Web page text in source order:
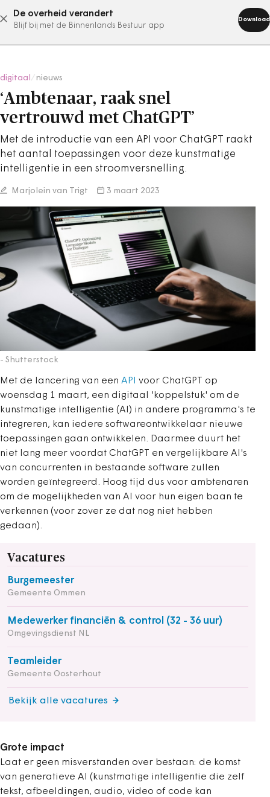
De overheid verandert
Blijf bij met de Binnenlands Bestuur app
Download
abonneer nu
digitaal nieuws
‘Ambtenaar, raak snel
vertrouwd met ChatGPT’
Met de introductie van een API voor ChatGPT raakt
het aantal toepassingen voor deze kunstmatige
intelligentie in een stroomversnelling.
Marjolein van Trigt 3 maart 2023
- Shutterstock
Met de lancering van een API
voor ChatGPT op
woensdag 1 maart, een digitaal 'koppelstuk' om de
kunstmatige intelligentie (AI) in andere programma's te
integreren, kan iedere softwareontwikkelaar nieuwe
toepassingen gaan ontwikkelen. Daarmee duurt het
niet lang meer voordat ChatGPT en vergelijkbare AI's
van concurrenten in bestaande software zullen
worden geïntegreerd. Hoog tijd dus voor ambtenaren
om de mogelijkheden van AI voor hun eigen baan te
verkennen (voor zover ze dat nog niet hebben
gedaan).
Vacatures
Burgemeester
Gemeente Ommen
Medewerker financiën & control (32 - 36 uur)
Omgevingsdienst NL
Teamleider
Gemeente Oosterhout
Bekijk alle vacatures
Grote impact
Laat er geen misverstanden over bestaan: de komst
van generatieve AI (kunstmatige intelligentie die zelf
tekst, afbeeldingen, audio, video of code kan